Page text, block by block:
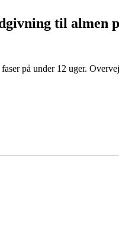
til almen
på under 12 uger.